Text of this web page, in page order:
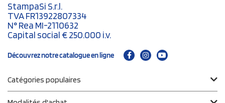
StampaSi S.r.l.
TVA FR13922807334
N° Rea MI-2110632
Capital social € 250.000 i.v.
Découvrez notre catalogue en ligne
Catégories populaires